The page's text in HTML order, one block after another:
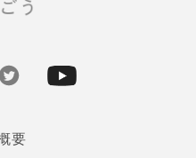
要